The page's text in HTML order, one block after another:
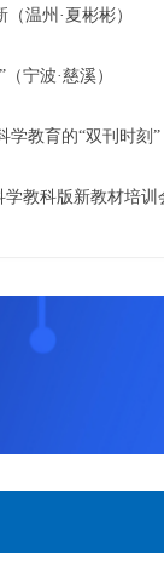
温州·夏彬彬）
宁波·慈溪）
学教育的“双刊时刻”
学教科版新教材培训